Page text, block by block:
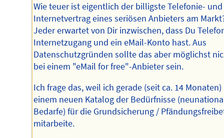
Wie teuer ist eigentlich der billigste Telefonie- und
Internetvertrag eines seriösen Anbieters am
Jeder erwartet von Dir inzwischen, dass Du
Internetzugang und ein eMail-Konto hast. Aus
Datenschutzgründen sollte das aber möglichst
bei einem "eMail for free"-Anbieter sein.
Ich frage das, weil ich gerade (seit ca. 14 Monaten)
einem neuen Katalog der Bedürfnisse
Bedarfe) für die Grundsicherung /
mitarbeite.